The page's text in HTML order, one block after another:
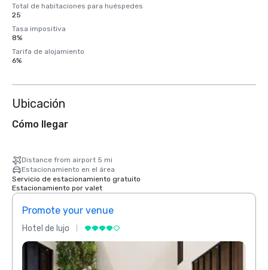
Total de habitaciones para huéspedes
25
Tasa impositiva
8%
Tarifa de alojamiento
6%
Ubicación
Cómo llegar
Distance from airport 5 mi
Estacionamiento en el área
Servicio de estacionamiento gratuito
Estacionamiento por valet
Promote your venue
Hotel de lujo